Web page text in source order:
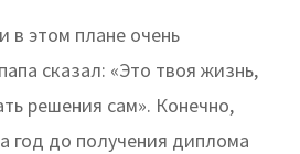
в этом плане очень
сказал: «Это твоя жизнь,
решения сам». Конечно,
год до получения диплома